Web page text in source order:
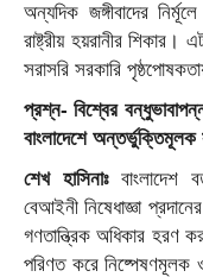
অন্যদিক জঙ্গীবাদের
রাষ্ট্রীয় হয়রানীর
সরাসরি সরকারি
প্রশ্ন- বিশ্বের
বাংলাদেশে
শেখ হাসিনাঃবাংলাদেশ
বেআইনী নিষেধাজ্ঞা
গণতান্ত্রিক অধিকার হরণ
পরিণত করে নিষ্পেষণমূলক